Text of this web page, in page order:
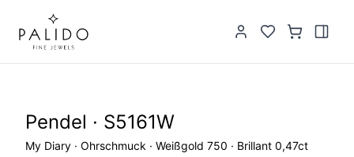
Pendel · S5161W
My Diary · Ohrschmuck · Weißgold 750 · Brillant 0,47ct